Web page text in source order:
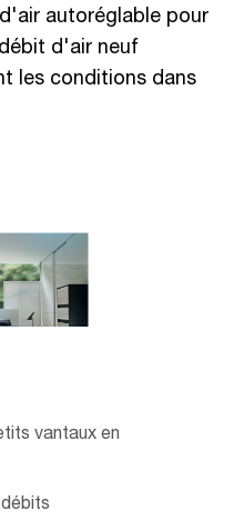
autoréglable pour
d'air neuf
les conditions dans
vantaux en